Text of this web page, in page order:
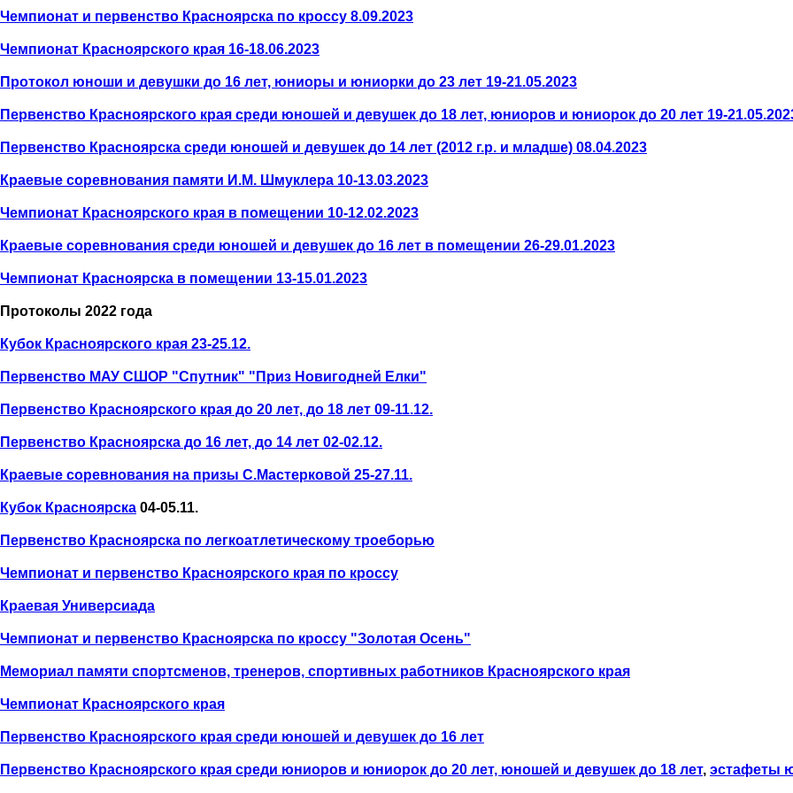
Чемпионат и первенство Красноярска по кроссу 8.09.2023
Чемпионат Красноярского края 16-18.06.2023
Протокол юноши и девушки до 16 лет, юниоры и юниорки до 23 лет 19-21.05.2023
Первенство Красноярского края среди юношей и девушек до 18 лет, юниоров и юниорок до 20 лет 19-
Первенство Красноярска среди юношей и девушек до 14 лет (2012 г.р. и младше) 08.04.2023
Краевые соревнования памяти И.М. Шмуклера 10-13.03.2023
Чемпионат Красноярского края в помещении 10-12.02.2023
Краевые соревнования среди юношей и девушек до 16 лет в помещении 26-29.01.2023
Чемпионат Красноярска в помещении 13-15.01.2023
Протоколы 2022 года
Кубок Красноярского края 23-25.12.
Первенство МАУ СШОР "Спутник" "Приз Новигодней Елки"
Первенство Красноярского края до 20 лет, до 18 лет 09-11.12.
Первенство Красноярска до 16 лет, до 14 лет 02-02.12.
Краевые соревнования на призы С.Мастерковой 25-27.11.
Кубок Красноярска 04-05.11.
Первенство Красноярска по легкоатлетическому троеборью
Чемпионат и первенство Красноярского края по кроссу
Краевая Универсиада
Чемпионат и первенство Красноярска по кроссу "Золотая Осень"
Мемориал памяти спортсменов, тренеров, спортивных работников Красноярского края
Чемпионат Красноярского края
Первенство Красноярского края среди юношей и девушек до 16 лет
Первенство Красноярского края среди юниоров и юниорок до 20 лет, юношей и девушек до 18 лет, эстафеты